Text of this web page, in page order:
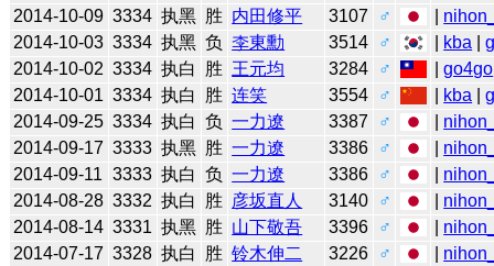
2014-10-09 3334 执黑 胜 内田修平 3107 ♂
2014-10-03 3334 执黑 负 李東勳 3514 ♂ kba |
2014-10-02 3334 执白 胜 王元均 3284 ♂ |go4go
2014-10-01 3334 执白 胜 连笑 3554 ♂ kba |
2014-09-25 3334 执白 负 一力遼 3387 ♂
2014-09-17 3333 执黑 胜 一力遼 3386 ♂
2014-09-11 3333 执白 负 一力遼 3386 ♂
2014-08-28 3332 执白 胜 彦坂直人 3140 ♂
2014-08-14 3331 执黑 胜 山下敬吾 3396 ♂
2014-07-17 3328 执白 胜 铃木伸二 3226 ♂